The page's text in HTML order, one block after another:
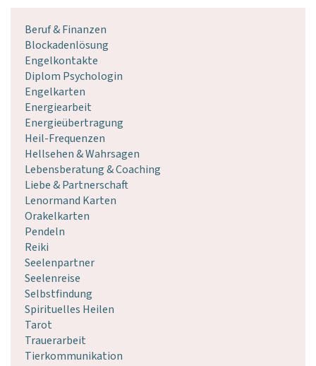
Beruf & Finanzen
Blockadenlösung
Engelkontakte
Diplom Psychologin
Engelkarten
Energiearbeit
Energieübertragung
Heil-Frequenzen
Hellsehen & Wahrsagen
Lebensberatung & Coaching
Liebe & Partnerschaft
Lenormand Karten
Orakelkarten
Pendeln
Reiki
Seelenpartner
Seelenreise
Selbstfindung
Spirituelles Heilen
Tarot
Trauerarbeit
Tierkommunikation